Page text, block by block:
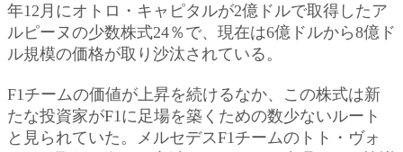
年12月にオトロ・キャピタルが2億ドルで取得したア
ルピーヌの少数株式24％で、現在は6億ドルから8億ド
ル規模の価格が取り沙汰されている。
F1チームの価値が上昇を続けるなか、この株式は新
たな投資家がF1に足場を築くための数少ないルート
と見られていた。メルセデスF1チームのトト・ヴォ